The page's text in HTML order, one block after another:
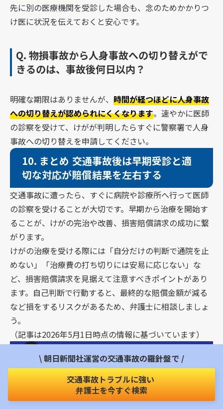
先に別の医療機関を受診した場合も、念のためかかりつ
け医に状況を伝えておくと安心です。
Q. 物損事故から人身事故への切り替えがで
きるのは、事故後何日以内？
明確な期限はありませんが、時間が経つほどに人身事故
への切り替えが認められにくくなります。速やかに医師
の診察を受けて、けがが判明したらすぐに警察署で人身
事故への切り替えを申請してください。
10. まとめ 交通事故後は早期受診と適
切な対応が賠償結果を左右する
交通事故に遭ったら、すぐに病院や診療所へ行って医師
の診察を受けることが大切です。早期から治療を開始す
ることが、けがの完治や改善、損害賠償請求の成功に繋
がります。
けがの治療を受ける際には「自分だけの判断で通院を止
めない」「治療費の打ち切りには安易に応じない」な
ど、損害賠償請求を見据えて注意すべきポイントがあり
ます。自己判断で行動すると、最終的な賠償金額が減る
など損をするリスクがあるため、弁護士に相談しましょ
う。
（記事は2026年5月1日時点の情報に基づいています）
交通事故トラブルに強い
弁護士を探す
北海道
北海道青森岩手秋田宮城山形福島
\ 朝日新聞社運営の交通事故の羅針盤で /
交通事故トラブルに強い
弁護士を今すぐ検索